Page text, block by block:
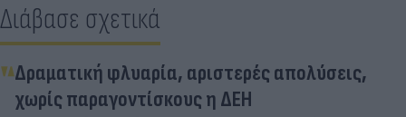
Διάβασε σχετικά
Δραματική φλυαρία, αριστερές απολύσεις,
χωρίς παραγοντίσκους η ΔΕΗ